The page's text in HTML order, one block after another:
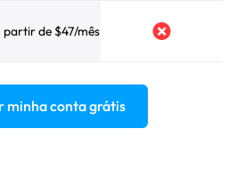
partir de $47/mês
minha conta grátis